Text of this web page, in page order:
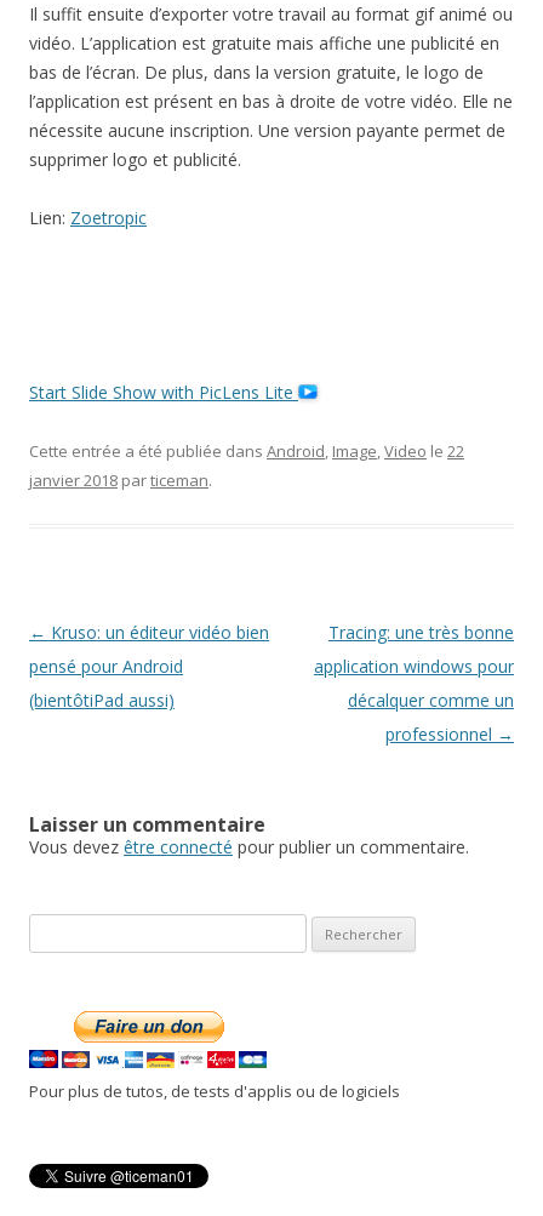
Il suffit ensuite d’exporter votre travail au format gif animé ou
vidéo. L’application est gratuite mais affiche une publicité en
bas de l’écran. De plus, dans la version gratuite, le logo de
l’application est présent en bas à droite de votre vidéo. Elle ne
nécessite aucune inscription. Une version payante permet de
supprimer logo et publicité.
Lien: Zoetropic
Start Slide Show with PicLens Lite
Cette entrée a été publiée dans Android, Image,Video le 22
janvier 2018 particeman.
Navigation
des
articles
← Kruso: un éditeur vidéo bien
pensé pour Android
(bientôtiPad aussi)
Tracing: une très bonne
application windows pour
décalquer comme un
professionnel →
Laisser un commentaire
Vous devez être connecté pour publier un commentaire.
e
e
r
c
e
r
Pour plus de tutos, de tests d'applis ou de logiciels